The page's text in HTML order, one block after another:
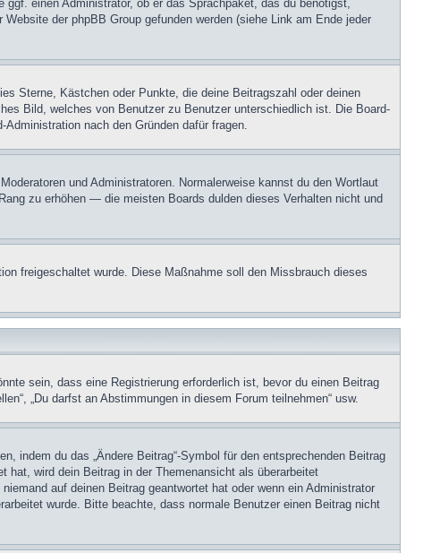
einen Administrator, ob er das Sprachpaket, das du benötigst,
der phpBB Group gefunden werden (siehe Link am Ende jeder
Sterne, Kästchen oder Punkte, die deine Beitragszahl oder deinen
Bild, welches von Benutzer zu Benutzer unterschiedlich ist. Die Board-
nach den Gründen dafür fragen.
und Administratoren. Normalerweise kannst du den Wortlaut
zu erhöhen — die meisten Boards dulden dieses Verhalten nicht und
freigeschaltet wurde. Diese Maßnahme soll den Missbrauch dieses
sein, dass eine Registrierung erforderlich ist, bevor du einen Beitrag
„Du darfst an Abstimmungen in diesem Forum teilnehmen“ usw.
indem du das „Ändere Beitrag“-Symbol für den entsprechenden Beitrag
hat, wird dein Beitrag in der Themenansicht als überarbeitet
auf deinen Beitrag geantwortet hat oder wenn ein Administrator
wurde. Bitte beachte, dass normale Benutzer einen Beitrag nicht